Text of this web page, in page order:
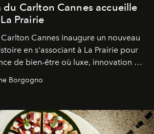
du Carlton Cannes accueille
Prairie
Cannes inaugure un nouveau
en s'associant à La Prairie pour
de bien-être où luxe, innovation et
Borgogno